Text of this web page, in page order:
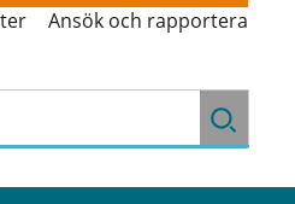
Ansök och rapportera